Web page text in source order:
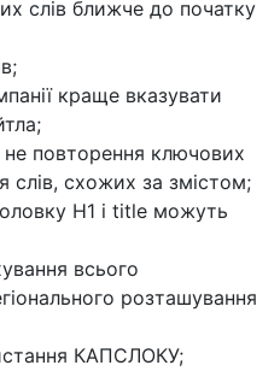
слів ближче до початку
краще вказувати
повторення ключових
слів, схожих за змістом;
Н1 і title можуть
всього
розташування
КАПСЛОКУ;